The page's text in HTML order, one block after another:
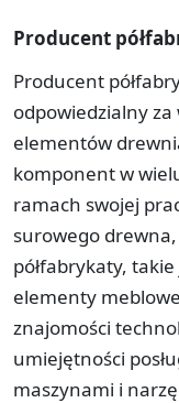
Producent
Producent
odpowiedzialny
elementów
komponent w
ramach swojej
surowego drewna,
półfabrykaty,
elementy
znajomości
umiejętności
maszynami i